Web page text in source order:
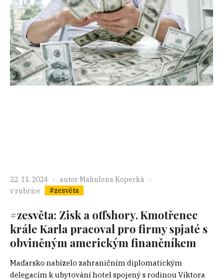
22. 11. 2024 autor Mahulena Kopecká
v rubrice
#zesvěta
#zesvěta: Zisk a offshory. Kmotřenec
krále Karla pracoval pro firmy spjaté s
obviněným americkým finančníkem
Maďarsko nabízelo zahraničním diplomatickým
delegacím k ubytování hotel spojený s rodinou Viktora